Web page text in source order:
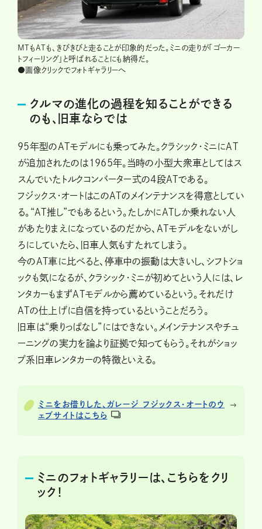
MTもATも、きびきびと走ることが印象的だった。ミニの走りが「ゴーカー
トフィーリング」と呼ばれることにも納得だ。
●画像クリックでフォトギャラリーへ
クルマの進化の過程を知ることができる
のも、旧車ならでは
95年型のATモデルにも乗ってみた。クラシック・ミニにAT
が追加されたのは1965年。当時の小型大衆車としてはス
スんでいたトルクコンバーター式の４段ATである。
フジックス・オートはこのATのメインテナンスを得意としてい
る。“AT推し”でもあるという。たしかにATしか乗れない人
があたりまえになっているのだから、ATモデルをないがし
ろにしていたら、旧車人気もすたれてしまう。
今のAT車に比べると、停車中の振動は大きいし、シフトショ
ックも気になるが、クラシック・ミニが初めてという人には、レ
ンタカーもまずATモデルから薦めているという。それだけ
ATの仕上げに自信を持っているということだろう。
旧車は“乗りっぱなし”にはできない。メインテナンスやチュ
ーニングの実力を論より証拠で知ってもらう。それがショッ
プ系旧車レンタカーの特徴といえる。
ミニをお借りした、ガレージ フジックス・オートのウ
ェブサイトはこちら
ミニのフォトギャラリーは、こちらをクリ
ック！